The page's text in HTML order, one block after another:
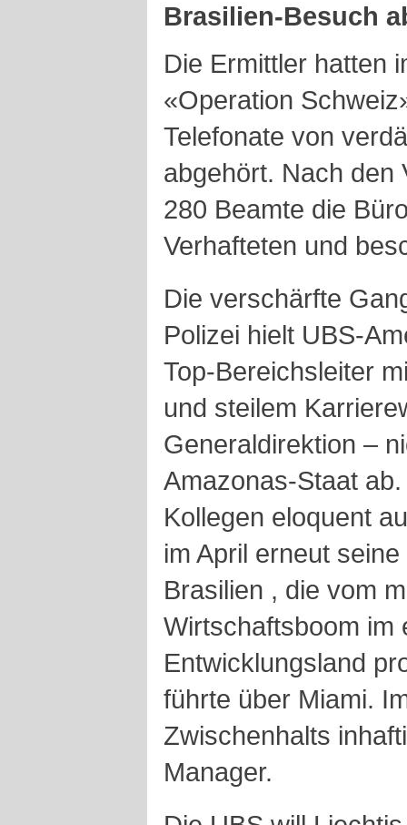
Brasilien-Besuch
Die Ermittler hatten
«Operation
Telefonate von
abgehört. Nach den
280 Beamte die
Verhafteten und
Die verschärfte
Polizei hielt UBS-
Top-Bereichsleiter
und steilem
Generaldirektion –
Amazonas-Staat
Kollegen eloquent
im April erneut
Brasilien , die vom
Wirtschaftsboom im
Entwicklungsland
führte über Miami.
Zwischenhalts
Manager.